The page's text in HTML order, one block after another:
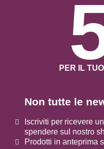
Non tutte le
Iscriviti per ricevere
spendere sul nostro
Prodotti in anteprima
PER IL